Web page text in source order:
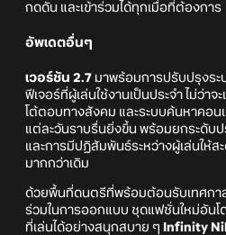
กดดัน และเข้าร่วมได้ทุกเมื่อที่ต้องการ
อัพเดตอื่นๆ
เวอร์ชัน 2.7 มาพร้อมการปรับปรุงร
ฟีเจอร์ที่ผู้เล่นใช้งานเป็นประจำ ไม่ว่า
โต้ตอบทางสังคม และระบบค้นหาคอนเ
แต่ละวันราบรื่นยิ่งขึ้น พร้อมยกระดับ
และการมีปฏิสัมพันธ์ระหว่างผู้เล่นให้ส
มากกว่าเดิม
ด้วยพื้นที่ดนตรีที่พร้อมต้อนรับเทศกา
ร่วมในการออกแบบ ชุดแฟชั่นใหม่อันโ
ที่เล่นได้อย่างสนุกสบาย ๆ Infinity